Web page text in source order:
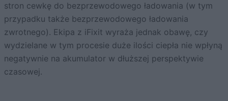
stron cewkę do bezprzewodowego ładowania (w tym
przypadku także bezprzewodowego ładowania
zwrotnego). Ekipa z iFixit wyraża jednak obawę, czy
wydzielane w tym procesie duże ilości ciepła nie wpłyną
negatywnie na akumulator w dłuższej perspektywie
czasowej.